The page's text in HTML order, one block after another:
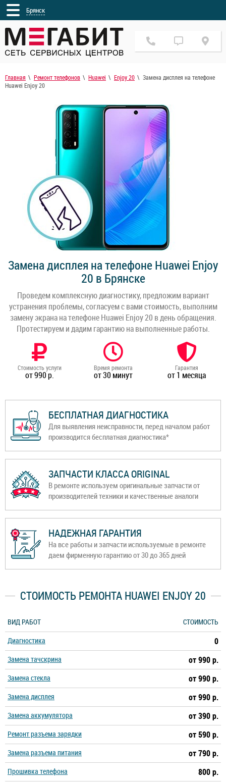
Брянск
Главная Ремонт телефонов Huawei Enjoy 20
Замена дисплея на телефоне
Huawei Enjoy 20
Замена дисплея на телефоне Huawei Enjoy
20 в Брянске
Проведем комплексную диагностику, предложим вариант
устранения проблемы, согласуем с вами стоимость, выполним
замену экрана на телефоне Huawei Enjoy 20 в день обращения.
Протестируем и дадим гарантию на выполненные работы.
Стоимость услуги
от 990 р.
Время ремонта
от 30 минут
Гарантия
от 1 месяца
БЕСПЛАТНАЯ ДИАГНОСТИКА
Для выявления неисправности, перед началом работ
производится бесплатная диагностика*
ЗАПЧАСТИ КЛАССА ORIGINAL
В ремонте используем оригинальные запчасти от
производителей техники и качественные аналоги
НАДЕЖНАЯ ГАРАНТИЯ
На все работы и запчасти используемые в ремонте
даем фирменную гарантию от 30 до 365 дней
СТОИМОСТЬ РЕМОНТА HUAWEI ENJOY 20
ВИД РАБОТ
СТОИМОСТЬ
Диагностика
0
Замена тачскрина от 990 р.
Замена стекла от 990 р.
Замена дисплея от 990 р.
Замена аккумулятора от 390 р.
Ремонт разъема зарядки от 590 р.
Замена разъема питания от 790 р.
Прошивка телефона 800 р.